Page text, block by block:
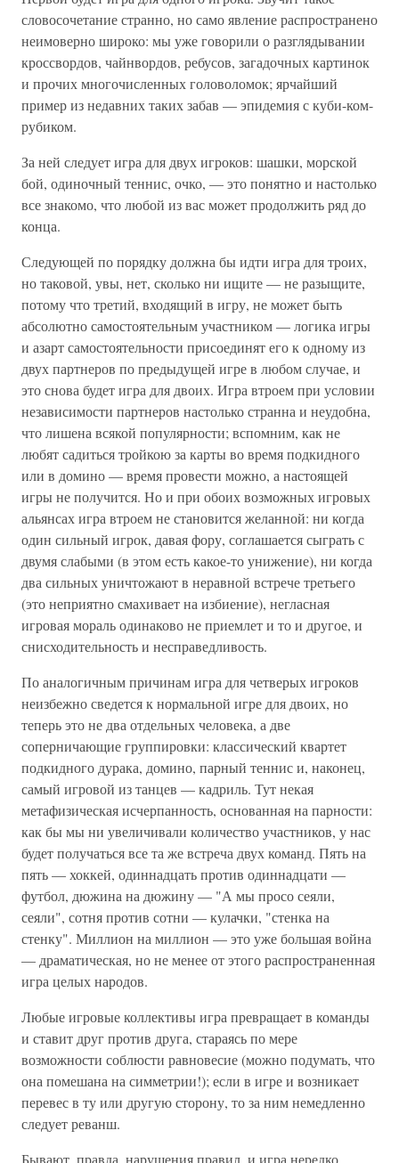
словосочетание странно, но само явление распространено
неимоверно широко: мы уже говорили о разглядывании
кроссвордов, чайнвордов, ребусов, загадочных картинок
и прочих многочисленных головоломок; ярчайший
пример из недавних таких забав — эпидемия с куби-ком-
рубиком.
За ней следует игра для двух игроков: шашки, морской
бой, одиночный теннис, очко, — это понятно и настолько
все знакомо, что любой из вас может продолжить ряд до
конца.
Следующей по порядку должна бы идти игра для троих,
но таковой, увы, нет, сколько ни ищите — не разыщите,
потому что третий, входящий в игру, не может быть
абсолютно самостоятельным участником — логика игры
и азарт самостоятельности присоединят его к одному из
двух партнеров по предыдущей игре в любом случае, и
это снова будет игра для двоих. Игра втроем при условии
независимости партнеров настолько странна и неудобна,
что лишена всякой популярности; вспомним, как не
любят садиться тройкою за карты во время подкидного
или в домино — время провести можно, а настоящей
игры не получится. Но и при обоих возможных игровых
альянсах игра втроем не становится желанной: ни когда
один сильный игрок, давая фору, соглашается сыграть с
двумя слабыми (в этом есть какое-то унижение), ни когда
два сильных уничтожают в неравной встрече третьего
(это неприятно смахивает на избиение), негласная
игровая мораль одинаково не приемлет и то и другое, и
снисходительность и несправедливость.
По аналогичным причинам игра для четверых игроков
неизбежно сведется к нормальной игре для двоих, но
теперь это не два отдельных человека, а две
соперничающие группировки: классический квартет
подкидного дурака, домино, парный теннис и, наконец,
самый игровой из танцев — кадриль. Тут некая
метафизическая исчерпанность, основанная на парности:
как бы мы ни увеличивали количество участников, у нас
будет получаться все та же встреча двух команд. Пять на
пять — хоккей, одиннадцать против одиннадцати —
футбол, дюжина на дюжину — "А мы просо сеяли,
сеяли", сотня против сотни — кулачки, "стенка на
стенку". Миллион на миллион — это уже большая война
— драматическая, но не менее от этого распространенная
игра целых народов.
Любые игровые коллективы игра превращает в команды
и ставит друг против друга, стараясь по мере
возможности соблюсти равновесие (можно подумать, что
она помешана на симметрии!); если в игре и возникает
перевес в ту или другую сторону, то за ним немедленно
следует реванш.
Бывают, правда, нарушения правил, и игра нередко